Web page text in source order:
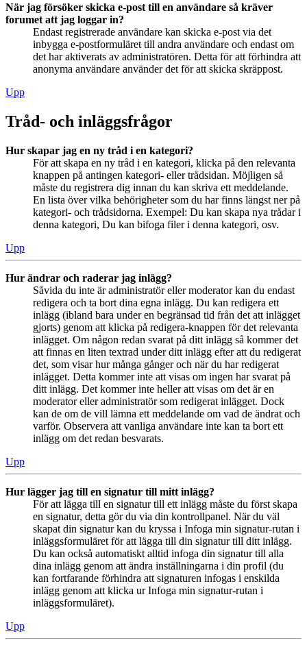
När jag försöker skicka e-post till en användare så kräver
forumet att jag loggar in?
Endast registrerade användare kan skicka e-post via det
inbygga e-postformuläret till andra användare och endast om
det har aktiverats av administratören. Detta för att förhindra att
anonyma användare använder det för att skicka skräppost.
Upp
Tråd- och inläggsfrågor
Hur skapar jag en ny tråd i en kategori?
För att skapa en ny tråd i en kategori, klicka på den relevanta
knappen på antingen kategori- eller trådsidan. Möjligen så
måste du registrera dig innan du kan skriva ett meddelande.
En lista över vilka behörigheter som du har finns längst ner på
kategori- och trådsidorna. Exempel: Du kan skapa nya trådar i
denna kategori, Du kan bifoga filer i denna kategori, osv.
Upp
Hur ändrar och raderar jag inlägg?
Såvida du inte är administratör eller moderator kan du endast
redigera och ta bort dina egna inlägg. Du kan redigera ett
inlägg (ibland bara under en begränsad tid från det att inlägget
gjorts) genom att klicka på redigera-knappen för det relevanta
inlägget. Om någon redan svarat på ditt inlägg så kommer det
att finnas en liten textrad under ditt inlägg efter att du redigerat
det, som visar hur många gånger och när du har redigerat
inlägget. Detta kommer inte att visas om ingen har svarat på
ditt inlägg. Det kommer inte heller att visas om det är en
moderator eller administratör som redigerat inlägget. Dock
kan de om de vill lämna ett meddelande om vad de ändrat och
varför. Observera att vanliga användare inte kan ta bort ett
inlägg om det redan besvarats.
Upp
Hur lägger jag till en signatur till mitt inlägg?
För att lägga till en signatur till ett inlägg måste du först skapa
en signatur, detta gör du via din kontrollpanel. När du väl
skapat din signatur kan du kryssa i Infoga min signatur-rutan i
inläggsformuläret för att lägga till din signatur till ditt inlägg.
Du kan också automatiskt alltid infoga din signatur till alla
dina inlägg genom att ändra inställningarna i din profil (du
kan fortfarande förhindra att signaturen infogas i enskilda
inlägg genom att klicka ur Infoga min signatur-rutan i
inläggsformuläret).
Upp